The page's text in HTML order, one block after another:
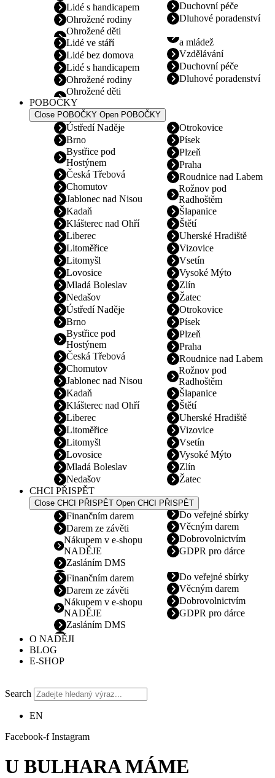
Lidé s handicapem
Ohrožené rodiny
Ohrožené děti
Duchovní péče
Dluhové poradenství
Lidé ve stáří
Lidé bez domova
Lidé s handicapem
Ohrožené rodiny
Ohrožené děti
a mládež
Vzdělávání
Duchovní péče
Dluhové poradenství
POBOČKY
Close POBOČKY Open POBOČKY
Ústředí Naděje
Brno
Bystřice pod
Hostýnem
Česká Třebová
Chomutov
Jablonec nad Nisou
Kadaň
Klášterec nad Ohří
Liberec
Litoměřice
Litomyšl
Lovosice
Mladá Boleslav
Nedašov
Otrokovice
Písek
Plzeň
Praha
Roudnice nad Labem
Rožnov pod
Radhoštěm
Šlapanice
Štětí
Uherské Hradiště
Vizovice
Vsetín
Vysoké Mýto
Zlín
Žatec
Ústředí Naděje
Brno
Bystřice pod
Hostýnem
Česká Třebová
Chomutov
Jablonec nad Nisou
Kadaň
Klášterec nad Ohří
Liberec
Litoměřice
Litomyšl
Lovosice
Mladá Boleslav
Nedašov
Otrokovice
Písek
Plzeň
Praha
Roudnice nad Labem
Rožnov pod
Radhoštěm
Šlapanice
Štětí
Uherské Hradiště
Vizovice
Vsetín
Vysoké Mýto
Zlín
Žatec
CHCI PŘISPĚT
Close CHCI PŘISPĚT Open CHCI PŘISPĚT
Finančním darem
Darem ze závěti
Nákupem v e-shopu
NADĚJE
Zasláním DMS
Do veřejné sbírky
Věcným darem
Dobrovolnictvím
GDPR pro dárce
Finančním darem
Darem ze závěti
Nákupem v e-shopu
NADĚJE
Zasláním DMS
Do veřejné sbírky
Věcným darem
Dobrovolnictvím
GDPR pro dárce
O NADĚJI
BLOG
E-SHOP
Search
EN
Facebook-f Instagram
U BULHARA MÁME